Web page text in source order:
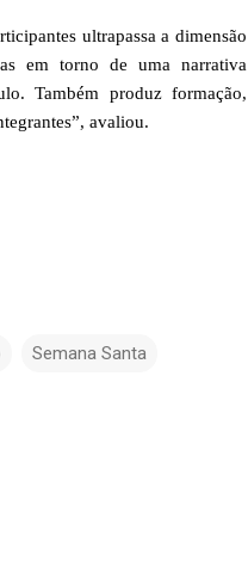
ultrapassa a dimensão
em torno de uma narrativa
Também produz formação,
avaliou.
Semana Santa